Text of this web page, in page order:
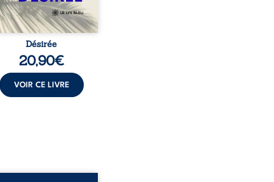
Désirée
20,90€
VOIR CE LIVRE